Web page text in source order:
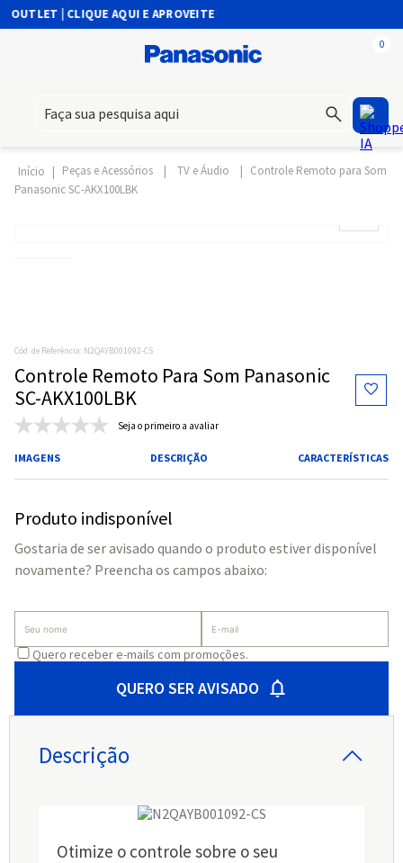
| CLIQUE AQUI E APROVEITE
0
Peças e Acessórios TV e Áudio
Controle Remoto para Som
Panasonic SC-AKX100LBK
Cód. de Referência: N2QAYB001092-CS
Controle Remoto Para Som Panasonic
SC-AKX100LBK
Seja o primeiro a avaliar
IMAGENS DESCRIÇÃO CARACTERÍSTICAS
Produto indisponível
Gostaria de ser avisado quando o produto estiver disponível
novamente? Preencha os campos abaixo:
Quero receber e-mails com promoções.
QUERO SER AVISADO
Descrição
Otimize o controle sobre o seu